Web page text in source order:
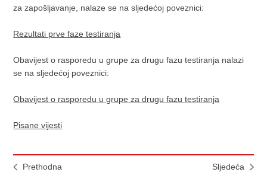
za zapošljavanje, nalaze se na sljedećoj poveznici:
Rezultati prve faze testiranja
Obavijest o rasporedu u grupe za drugu fazu testiranja nalazi
se na sljedećoj poveznici:
Obavijest o rasporedu u grupe za drugu fazu testiranja
Pisane vijesti
Prethodna
Sljedeća